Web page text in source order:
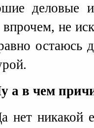
деловые
не
остаюсь
а в чем
нет никакой